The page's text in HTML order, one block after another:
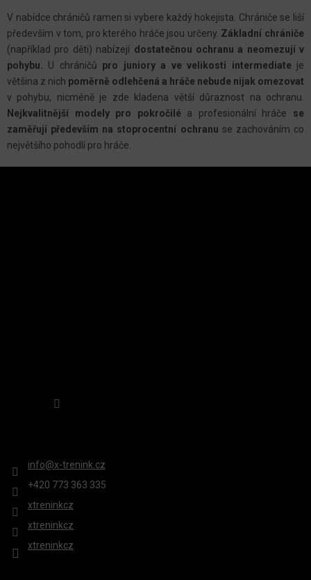
V
L
Á
D
A
C
Í
P
V nabídce chráničů ramen si vybere každý hokejista. Chrániče se liší
především v tom, pro kterého hráče jsou určeny. Základní chrániče
(například pro děti) nabízejí dostatečnou ochranu a neomezují v
pohybu.
U chráničů pro juniory a ve velikosti intermediateje
většina z nich poměrně odlehčená a hráče nebude nijak omezovat
v pohybu, nicméně je zde kladena větší důraznost na ochranu.
Nejkvalitnější modely pro pokročiléa profesionální hráče se
zaměřují především na stoprocentní ochranu se zachováním co
největšího pohodlí pro hráče.
Z
info@x-trenink.cz
+420 ‭773 363 335
xtreninkcz
xtreninkcz
xtreninkcz